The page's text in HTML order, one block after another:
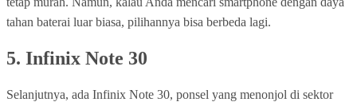
tahan baterai luar biasa, pilihannya bisa berbeda lagi.
5. Infinix Note 30
Selanjutnya, ada Infinix Note 30, ponsel yang menonjol di sektor